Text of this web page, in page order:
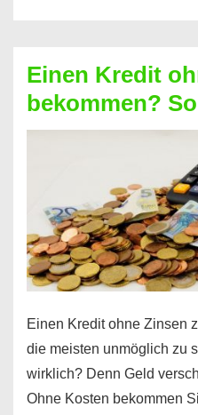
Festvertrag
für
jeden
erfahren
Sie
es
Einen Kredit
bekommen?
Einen Kredit ohne Zinsen
die meisten unmöglich zu
wirklich? Denn Geld
Ohne Kosten bekommen